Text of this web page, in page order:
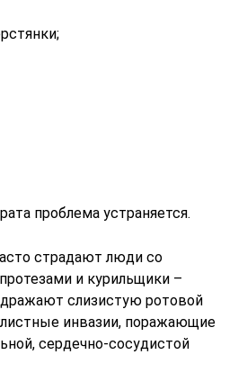
проблема устраняется.
страдают люди со
и курильщики –
слизистую ротовой
инвазии, поражающие
сердечно-сосудистой